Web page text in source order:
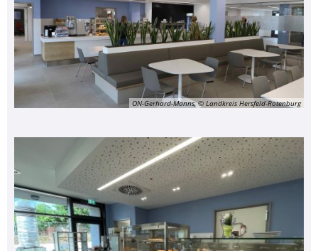
ON-Gerhard-Manns, © Landkreis Hersfeld-Rotenburg